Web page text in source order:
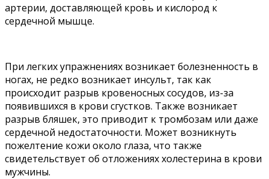
артерии, доставляющей кровь и кислород к
сердечной мышце.
При легких упражнениях возникает болезненность в
ногах, не редко возникает инсульт, так как
происходит разрыв кровеносных сосудов, из-за
появившихся в крови сгустков. Также возникает
разрыв бляшек, это приводит к тромбозам или даже
сердечной недостаточности. Может возникнуть
пожелтение кожи около глаза, что также
свидетельствует об отложениях холестерина в крови
мужчины.